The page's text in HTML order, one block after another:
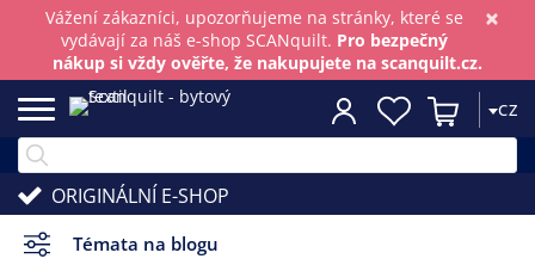
×
Vážení zákazníci, upozorňujeme na stránky, které se
vydávají za náš e-shop SCANquilt. Pro bezpečný
nákup si vždy ověřte, že nakupujete na scanquilt.cz.
CZ
ORIGINÁLNÍ E-SHOP
Témata na blogu